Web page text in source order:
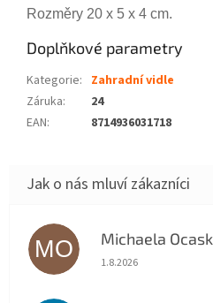
Rozměry 20 x 5 x 4 cm.
Doplňkové parametry
Kategorie: Zahradní vidle
Záruka:
24
EAN: 8714936031718
MO Michaela
Hodnocení obchodu
1.8.2026